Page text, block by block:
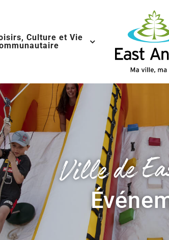
Culture et Vie
Ville de